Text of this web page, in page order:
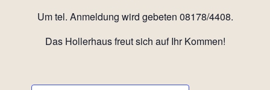
Um tel. Anmeldung wird gebeten 08178/4408.
Das Hollerhaus freut sich auf Ihr Kommen!